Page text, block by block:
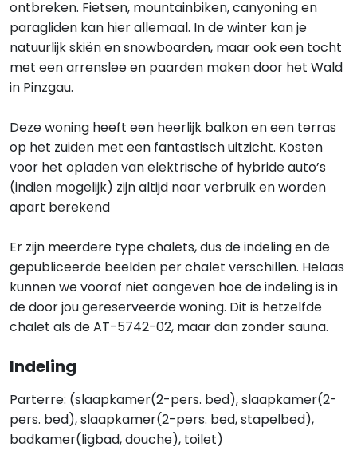
ontbreken. Fietsen, mountainbiken, canyoning en
paragliden kan hier allemaal. In de winter kan je
natuurlijk skiën en snowboarden, maar ook een tocht
met een arrenslee en paarden maken door het Wald
in Pinzgau.
Deze woning heeft een heerlijk balkon en een terras
op het zuiden met een fantastisch uitzicht. Kosten
voor het opladen van elektrische of hybride auto’s
(indien mogelijk) zijn altijd naar verbruik en worden
apart berekend
Er zijn meerdere type chalets, dus de indeling en de
gepubliceerde beelden per chalet verschillen. Helaas
kunnen we vooraf niet aangeven hoe de indeling is in
de door jou gereserveerde woning. Dit is hetzelfde
chalet als de AT-5742-02, maar dan zonder sauna.
Indeling
Parterre: (slaapkamer(2-pers. bed), slaapkamer(2-
pers. bed), slaapkamer(2-pers. bed, stapelbed),
badkamer(ligbad, douche), toilet)